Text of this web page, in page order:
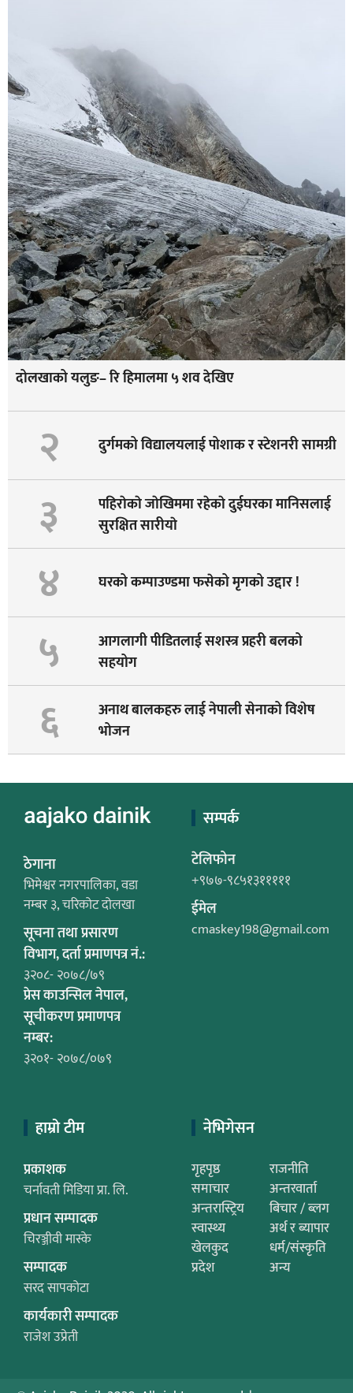
दोलखाको यलुङ– रि हिमालमा ५ शव देखिए
२ दुर्गमको विद्यालयलाई पोशाक र स्टेशनरी सामग्री
३
पहिराेकाे जाेखिममा रहेकाे दुईघरका मानिसलाई
सुरक्षित सारीयाे
४ घरको कम्पाउण्डमा फसेको मृगको उद्दार !
५
आगलागी पीडितलाई सशस्त्र प्रहरी बलको
सहयोग
६
अनाथ बालकहरु लाई नेपाली सेनाको विशेष
भोजन
ठेगाना
भिमेश्वर नगरपालिका, वडा
नम्बर ३, चरिकोट दोलखा
सूचना तथा प्रसारण
विभाग, दर्ता प्रमाणपत्र नं.:
३२०८- २०७८/७९
प्रेस काउन्सिल नेपाल,
सूचीकरण प्रमाणपत्र
नम्बर:
३२०१- २०७८/०७९
सम्पर्क
टेलिफोन
+९७७-९८५१३१११११
ईमेल
cmaskey198@gmail.com
हाम्रो टीम
प्रकाशक
चर्नावती मिडिया प्रा. लि.
प्रधान सम्पादक
चिरञ्जीवी मास्के
सम्पादक
सरद सापकोटा
कार्यकारी सम्पादक
राजेश उप्रेती
नेभिगेसन
गृहपृष्ठ
राजनीति
समाचार
अन्तरवार्ता
अन्तरास्ट्रिय
बिचार / ब्लग
स्वास्थ्य
अर्थ र ब्यापार
खेलकुद
धर्म/संस्कृति
प्रदेश
अन्य